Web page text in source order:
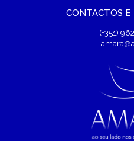
CONTACTOS E
(+351)